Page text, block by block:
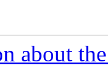
about